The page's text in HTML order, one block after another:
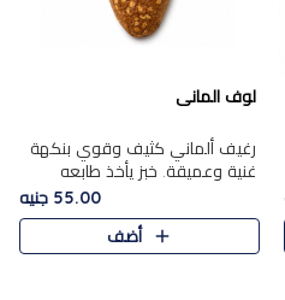
لوف المانى
رغيف ألماني كثيف وقوي بنكهة
غنية وعميقة. خبز يأخذ طابعه
55.00 جنيه
أضف